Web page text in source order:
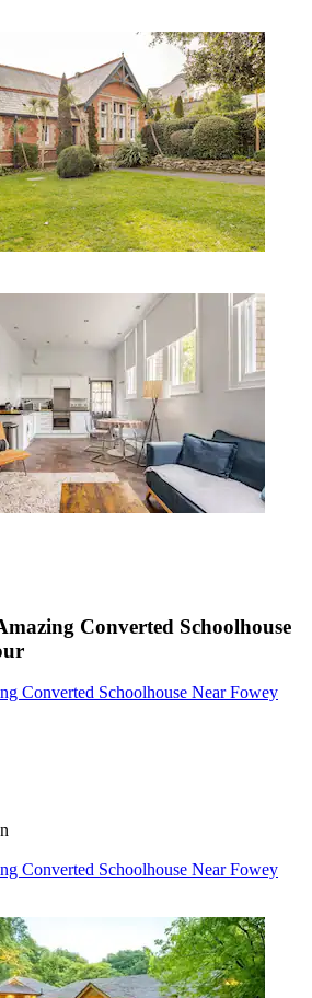
Converted Schoolhouse
Converted Schoolhouse Near Fowey
Converted Schoolhouse Near Fowey